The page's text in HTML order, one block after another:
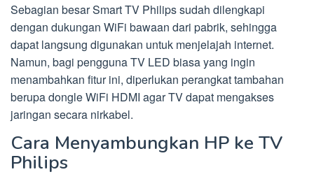
Sebagian besar Smart TV Philips sudah dilengkapi
dengan dukungan WiFi bawaan dari pabrik, sehingga
dapat langsung digunakan untuk menjelajah internet.
Namun, bagi pengguna TV LED biasa yang ingin
menambahkan fitur ini, diperlukan perangkat tambahan
berupa dongle WiFi HDMI agar TV dapat mengakses
jaringan secara nirkabel.
Cara Menyambungkan HP ke TV
Philips